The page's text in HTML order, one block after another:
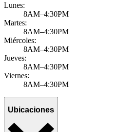
Lunes:
8AM–4:30PM
Martes:
8AM–4:30PM
Miércoles:
8AM–4:30PM
Jueves:
8AM–4:30PM
Viernes:
8AM–4:30PM
Ubicaciones